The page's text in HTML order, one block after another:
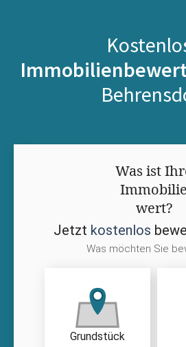
Was ist
Immobilie
wert?
Jetzt kostenlos
Was möchten Sie
Grundstück